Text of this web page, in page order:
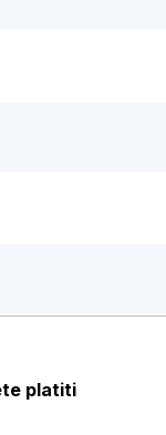
platiti